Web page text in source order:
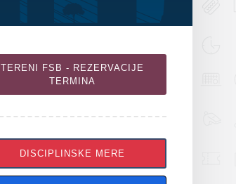
TERENI FSB - REZERVACIJE
TERMINA
DISCIPLINSKE MERE